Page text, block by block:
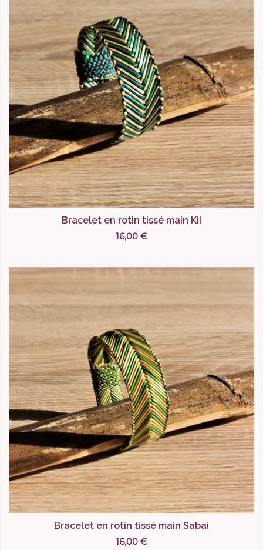
Bracelet en rotin tissé main Kii
16,00 €
Bracelet en rotin tissé main Sabai
16,00 €